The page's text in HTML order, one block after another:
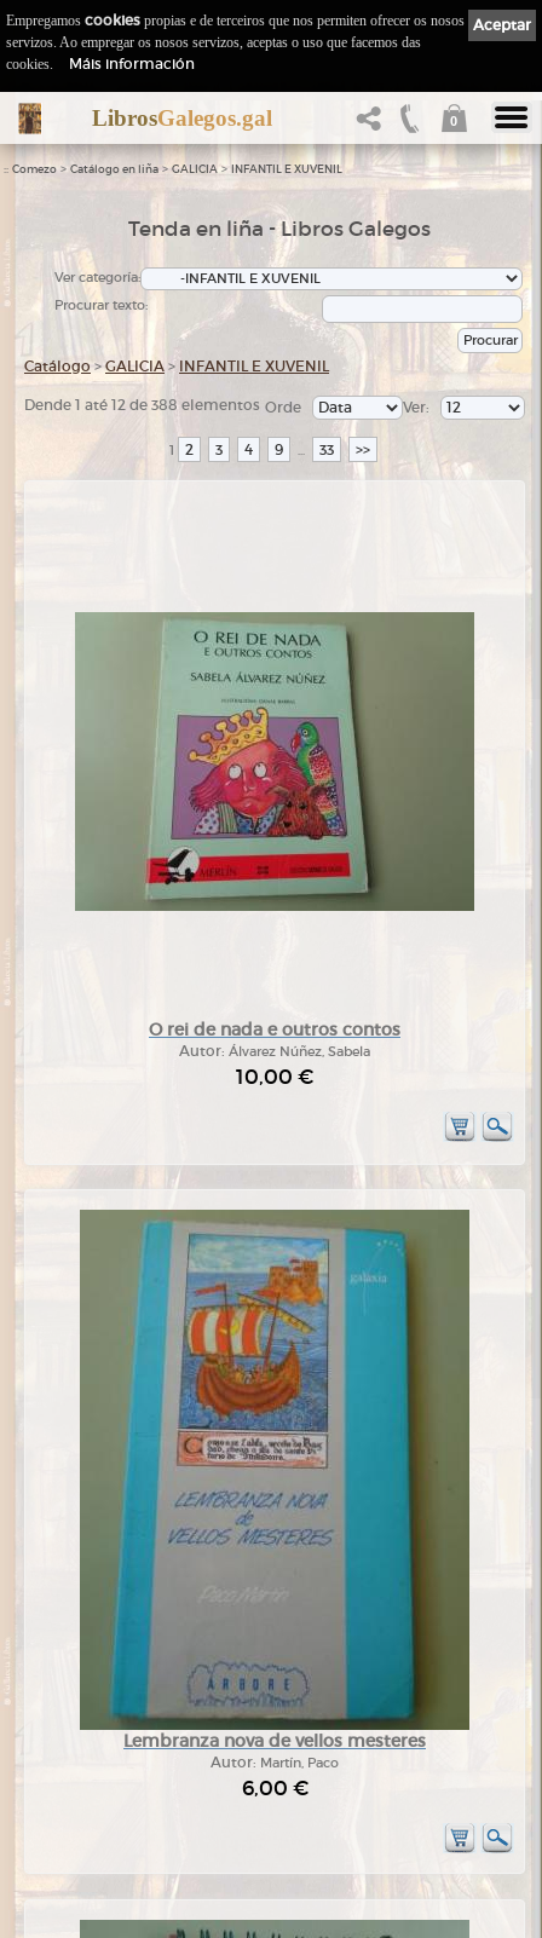
LibrosGalegos.gal 0
:: Comezo > Catálogo en liña > GALICIA> INFANTIL E XUVENIL
Tenda en liña - Libros Galegos
Ver categoría:
Procurar texto:
Catálogo >GALICIA > INFANTIL E XUVENIL
Dende 1 até 12 de 388 elementos Ver:
Orde
1 2 3 4 9 ... 33 >>
O rei de nada e outros contos
Autor: Álvarez Núñez, Sabela
10,00 €
Lembranza nova de vellos mesteres
Autor: Martín, Paco
6,00 €
Aceptar
Empregamos cookies propias e de terceiros que nos permiten ofrecer os nosos
servizos. Ao empregar os nosos servizos, aceptas o uso que facemos das
cookies.
Máis información